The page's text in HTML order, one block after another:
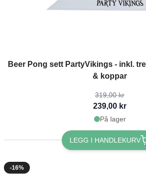
Beer Pong sett PartyVikings - inkl.
& koppar
The price depends on the options chosen on
319,00 kr
239,00 kr
På lager
LEGG I HANDLEKURV
-16%